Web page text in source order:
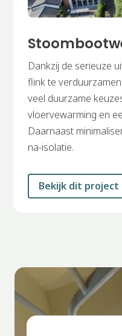
Dankzij de serieuze
flink te
veel duurzame
vloervewarming en
Daarnaast
na-isolatie.
Bekijk dit project